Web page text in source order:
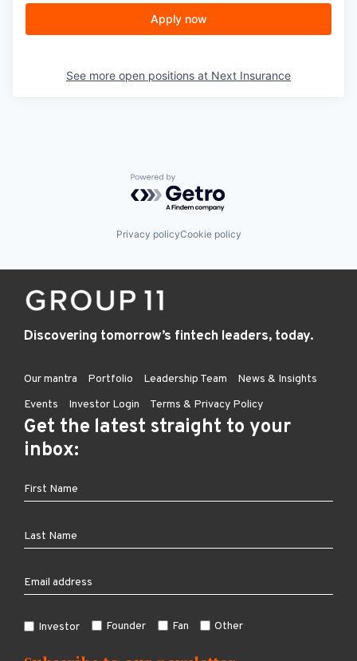
Apply now
See more open positions at Next Insurance
Powered by Getro.com
Privacy policyCookie policy
Discovering tomorrow’s fintech leaders, today.
Our mantra Portfolio Leadership Team
News & Insights
Events
Investor Login Terms & Privacy Policy
Get the latest straight to your
inbox:
Investor Founder Fan Other